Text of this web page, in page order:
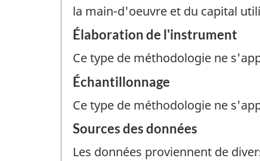
la main-d'oeuvre et du capital
Élaboration de l'instrument
Ce type de méthodologie ne
Échantillonnage
Ce type de méthodologie ne
Sources des données
Les données proviennent de